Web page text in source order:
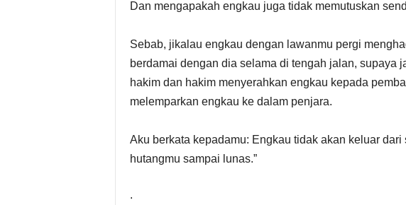
Dan mengapakah engkau juga tidak memutuskan
Sebab, jikalau engkau dengan lawanmu pergi
berdamai dengan dia selama di tengah jalan, supaya
hakim dan hakim menyerahkan engkau kepada
melemparkan engkau ke dalam penjara.
Aku berkata kepadamu: Engkau tidak akan keluar
hutangmu sampai lunas.”
.